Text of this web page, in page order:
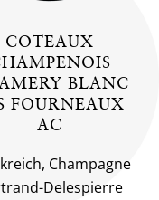
COTEAUX
BLANC
FOURNEAUX
AC
Champagne
Delespierre